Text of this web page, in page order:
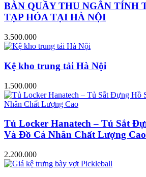
BÀN QUẦY THU NGÂN TÍNH
TẠP HÓA TẠI HÀ NỘI
3.500.000
Kệ kho trung tải Hà Nội
1.500.000
Tủ Locker Hanatech – Tủ Sắt
Và Đồ Cá Nhân Chất Lượng Cao
2.200.000